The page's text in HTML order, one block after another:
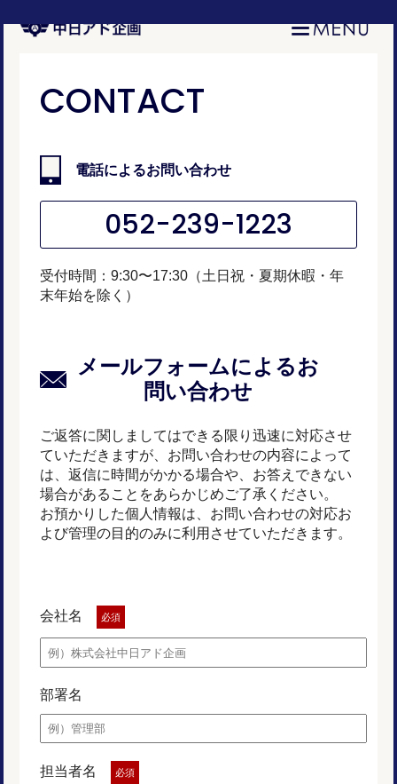
CONTACT
電話によるお問い合わせ
052-239-1223
受付時間：9:30〜17:30（土日祝・夏期休暇・年
末年始を除く）
メールフォームによるお
問い合わせ
ご返答に関しましてはできる限り迅速に対応させ
ていただきますが、お問い合わせの内容によって
は、返信に時間がかかる場合や、お答えできない
場合があることをあらかじめご了承ください。
お預かりした個人情報は、お問い合わせの対応お
よび管理の目的のみに利用させていただきます。
会社名 必須
部署名
担当者名 必須